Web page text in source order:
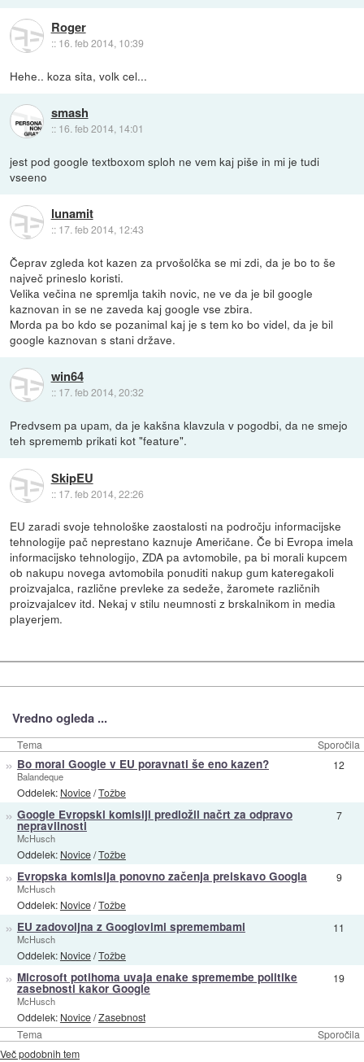
Roger
:: 16. feb 2014, 10:39
Hehe.. koza sita, volk cel...
smash
:: 16. feb 2014, 14:01
jest pod google textboxom sploh ne vem kaj piše in mi je tudi
vseeno
lunamit
:: 17. feb 2014, 12:43
Čeprav zgleda kot kazen za prvošolčka se mi zdi, da je bo to še
največ prineslo koristi.
Velika večina ne spremlja takih novic, ne ve da je bil google
kaznovan in se ne zaveda kaj google vse zbira.
Morda pa bo kdo se pozanimal kaj je s tem ko bo videl, da je bil
google kaznovan s stani države.
win64
:: 17. feb 2014, 20:32
Predvsem pa upam, da je kakšna klavzula v pogodbi, da ne smejo
teh sprememb prikati kot "feature".
SkipEU
:: 17. feb 2014, 22:26
EU zaradi svoje tehnološke zaostalosti na področju informacijske
tehnologije pač neprestano kaznuje Američane. Če bi Evropa imela
informacijsko tehnologijo, ZDA pa avtomobile, pa bi morali kupcem
ob nakupu novega avtomobila ponuditi nakup gum kateregakoli
proizvajalca, različne prevleke za sedeže, žaromete različnih
proizvajalcev itd. Nekaj v stilu neumnosti z brskalnikom in media
playerjem.
Vredno ogleda ...
Tema Sporočila
Tema Sporočila
» Bo moral Google v EU poravnati še eno kazen?
Balandeque
Oddelek: Novice/Tožbe
12
» Google Evropski komisiji predložil načrt za odpravo
nepravilnosti
McHusch
Oddelek: Novice/Tožbe
7
» Evropska komisija ponovno začenja preiskavo Googla
McHusch
Oddelek: Novice/Tožbe
9
» EU zadovoljna z Googlovimi spremembami
McHusch
Oddelek: Novice/Tožbe
11
» Microsoft potihoma uvaja enake spremembe politike
zasebnosti kakor Google
McHusch
Oddelek: Novice/Zasebnost
19
Več podobnih tem